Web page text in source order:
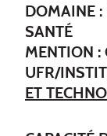
DOMAINE :
SANTÉ
MENTION :
UFR/
ET